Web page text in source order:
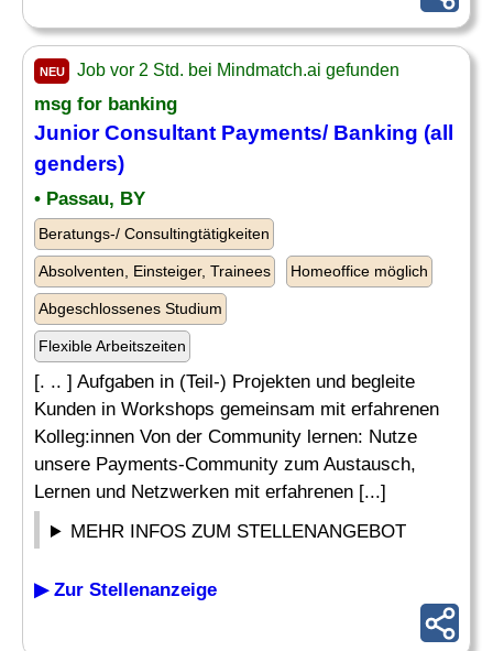
NEU Job vor 2 Std. bei Mindmatch.ai gefunden
msg for banking
Junior Consultant Payments/ Banking (all
genders)
• Passau, BY
Beratungs-/ Consultingtätigkeiten
Absolventen, Einsteiger, Trainees Homeoffice möglich
Abgeschlossenes Studium
Flexible Arbeitszeiten
[. .. ] Aufgaben in (Teil-) Projekten und begleite
Kunden in Workshops gemeinsam mit erfahrenen
Kolleg:innen Von der Community lernen: Nutze
unsere Payments-Community zum Austausch,
Lernen und Netzwerken mit erfahrenen [...]
MEHR INFOS ZUM STELLENANGEBOT
▶ Zur Stellenanzeige